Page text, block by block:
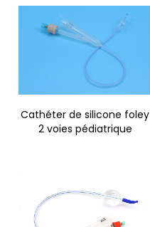
Cathéter de silicone foley
2 voies pédiatrique